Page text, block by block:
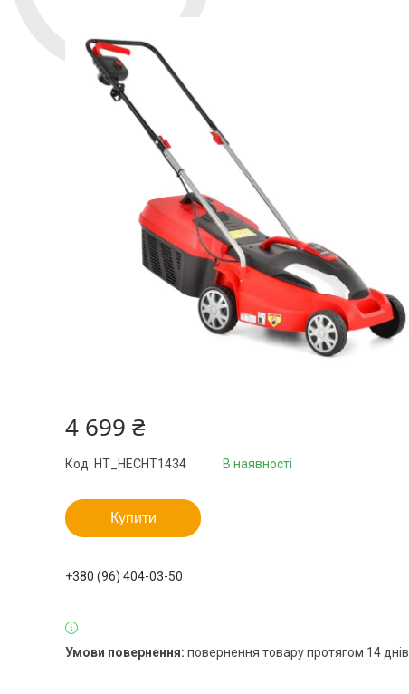
4 699 ₴
В наявності
Код: HT_HECHT1434
Купити
+380 (96) 404-03-50
повернення товару протягом 14 днів